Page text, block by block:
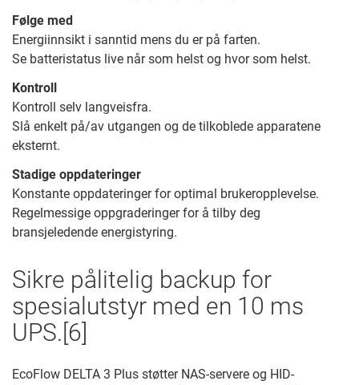
Følge med
Energiinnsikt i sanntid mens du er på farten.
Se batteristatus live når som helst og hvor som helst.
Kontroll
Kontroll selv langveisfra.
Slå enkelt på/av utgangen og de tilkoblede apparatene
eksternt.
Stadige oppdateringer
Konstante oppdateringer for optimal brukeropplevelse.
Regelmessige oppgraderinger for å tilby deg
bransjeledende energistyring.
Sikre pålitelig backup for
spesialutstyr med en 10 ms
UPS.[6]
EcoFlow DELTA 3 Plus støtter NAS-servere og HID-